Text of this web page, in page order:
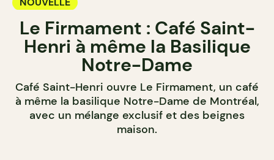
Le Firmament : Café Saint-
Henri à même la Basilique
Notre-Dame
Café Saint-Henri ouvre Le Firmament, un café
à même la basilique Notre-Dame de Montréal,
avec un mélange exclusif et des beignes
maison.